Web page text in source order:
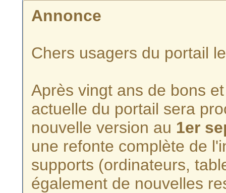
Annonce
Chers usagers du portail
Après vingt ans de bons
actuelle du portail sera
nouvelle version au 1er
une refonte complète de
supports (ordinateurs,
également de nouvelles